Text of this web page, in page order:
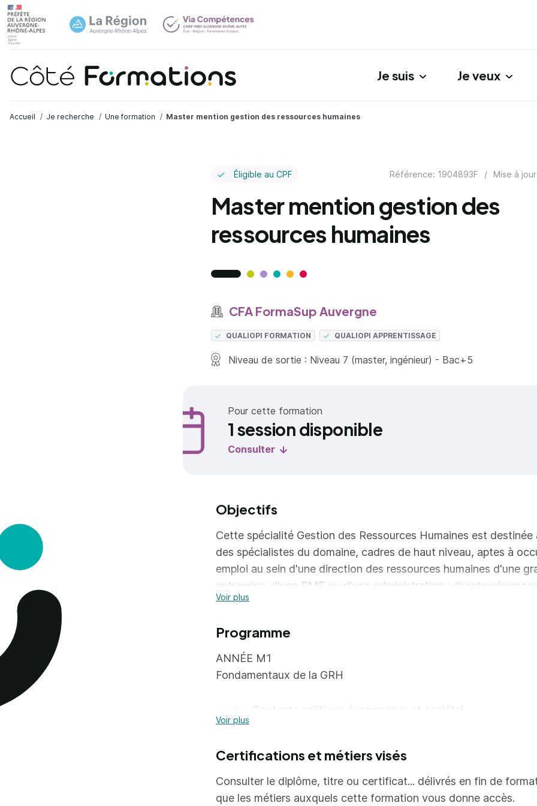
Je suis Je veux
Accueil Je recherche Une formation Master mention gestion des ressources humaines
Éligible au CPF Référence: 1904893F / Mise à
Master mention gestion des
ressources humaines
CFA FormaSup Auvergne
QUALIOPI FORMATION QUALIOPI APPRENTISSAGE
Niveau de sortie : Niveau 7 (master, ingénieur) - Bac+5
Pour cette formation
1 session disponible
Consulter
Objectifs
Cette spécialité Gestion des Ressources Humaines est destinée
des spécialistes du domaine, cadres de haut niveau, aptes à
emploi au sein d'une direction des ressources humaines d'une
entreprise, d'une PME ou d'une administration : directeur/
ressources humaines, gestionnaire PME, responsable du
développement des personnes, consultant.e, ...
Débouchés :
Exemple de métiers préparés :
Conseil en organisation et management d'entreprise
Développement des ressources humaines
Voir plus
Programme
ANNÉE M1
Fondamentaux de la GRH
Contexte politique économique et sociétal
Droit du travail
Voir plus
Certifications et métiers visés
Consulter le diplôme, titre ou certificat... délivrés en fin de
que les métiers auxquels cette formation vous donne accès.